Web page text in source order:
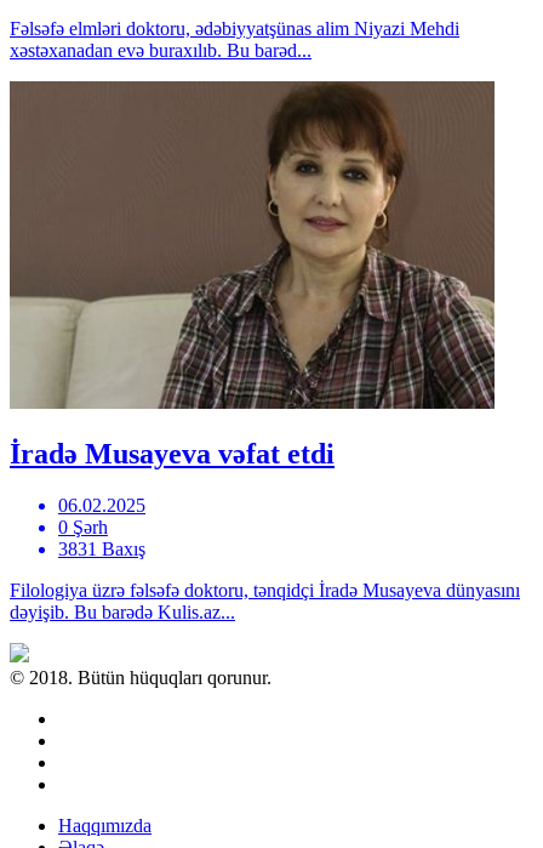
Fəlsəfə elmləri doktoru, ədəbiyyatşünas alim Niyazi Mehdi
xəstəxanadan evə buraxılıb. Bu barəd...
İradə Musayeva vəfat etdi
06.02.2025
0 Şərh
3831 Baxış
Filologiya üzrə fəlsəfə doktoru, tənqidçi İradə Musayeva dünyasını
dəyişib. Bu barədə Kulis.az...
© 2018. Bütün hüquqları qorunur.
Haqqımızda